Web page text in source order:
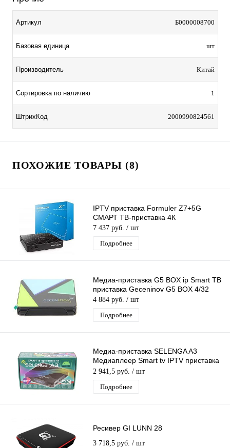
Артикул Б0000008700
Базовая единица шт
Производитель Китай
Сортировка по наличию 1
ШтрихКод 2000990824561
ПОХОЖИЕ ТОВАРЫ (8)
IPTV приставка Formuler Z7+5G
СМАРТ ТВ-приставка 4К
7 437 руб. / шт
Подробнее
Медиа-приставка G5 BOX ip Smart ТВ
приставка Geceninov G5 BOX 4/32
4 884 руб. / шт
Подробнее
Медиа-приставка SELENGA A3
Медиаплеер Smart tv IPTV приставка
4K
2 941,5 руб. / шт
Подробнее
Ресивер GI LUNN 28
3 718,5 руб. / шт